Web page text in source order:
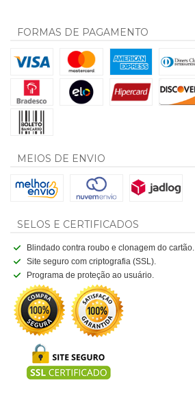
FORMAS DE PAGAMENTO
MEIOS DE ENVIO
SELOS E CERTIFICADOS
Blindado contra roubo e clonagem do cartão.
Site seguro com criptografia (SSL).
Programa de proteção ao usuário.